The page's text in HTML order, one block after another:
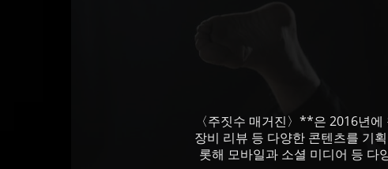
〈주짓수 매거진〉**은 2016년
장비 리뷰 등 다양한 콘텐츠를 기
롯해 모바일과 소셜 미디어 등 다